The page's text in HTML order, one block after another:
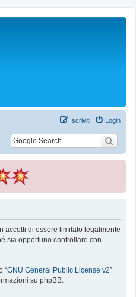
Login
Iscriviti
accetti di essere limitato legalmente
sia opportuno controllare con
“GNU General Public License v2”
su phpBB: